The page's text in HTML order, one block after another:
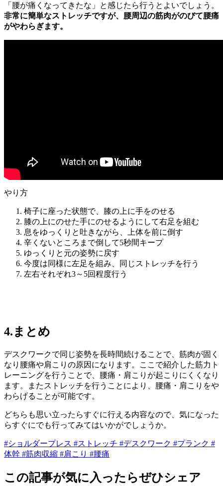
「腰が痛くなってきたな」と感じたら行うとよいでしょう。
非常に簡単なストレッチですが、腰周辺の筋肉がのびて腰痛
がやわらぎます。
やり方
椅子に座った状態で、膝の上に手をのせる
膝の上にのせた手にのせるようにして右足を組む
息をゆっくりと吐きながら、上体を前に倒す
辛くないところまで倒して5秒間キープ
ゆっくりと元の姿勢に戻す
今度は同様に左足を組み、同じストレッチを行う
左右それぞれ3～5回程度行う
4.まとめ
デスクワークで同じ姿勢を長時間続けることで、筋肉が固く
なり腰痛や肩こりの原因になります。ここで紹介した筋力ト
レーニングを行うことで、腰痛・肩こりが起こりにくくなり
ます。またストレッチを行うことにより、腰痛・肩こりをや
わらげることが可能です。
どちらも思い立ったらすぐに行える内容なので、気になった
らすぐにでも行ってみてはいかがでしょうか。
#ショルダープレス #ストレッチ #デスクワーク #プランク #
体幹 #筋肉収縮 #肩こり #腰痛
この記事が気に入ったらぜひシェア